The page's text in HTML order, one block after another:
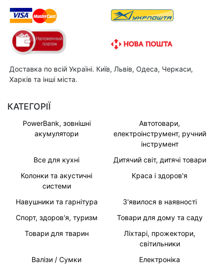
Доставка по всій Україні. Київ, Львів, Одеса, Черкаси,
Харків та інші міста.
КАТЕГОРІЇ
PowerBank, зовнішні
акумулятори
Автотовари,
електроінструмент, ручний
інструмент
Все для кухні
Дитячий світ, дитячі товари
Колонки та акустичні
системи
Краса і здоров'я
Навушники та гарнітура
З'явилося в наявності
Спорт, здоров'я, туризм
Товари для дому та саду
Товари для тварин
Ліхтарі, прожектори,
світильники
Валізи / Сумки
Електроніка